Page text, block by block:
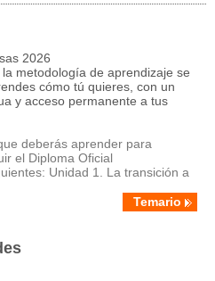
2026
metodología de aprendizaje se
cómo tú quieres, con un
y acceso permanente a tus
deberás aprender para
el Diploma Oficial
Unidad 1. La transición a
Temario